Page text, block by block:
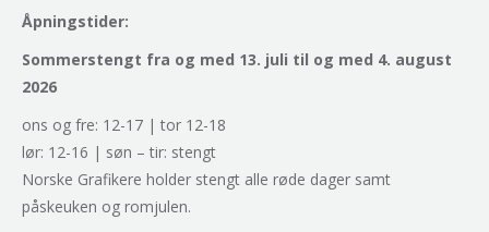
Åpningstider:
Sommerstengt fra og med 13. juli til og med 4. august
2026
ons og fre: 12-17 | tor 12-18
lør: 12-16 | søn – tir: stengt
Norske Grafikere holder stengt alle røde dager samt
påskeuken og romjulen.